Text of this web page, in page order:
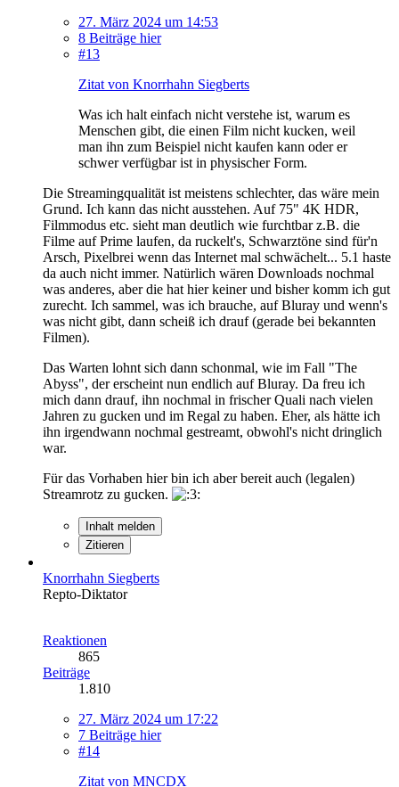
27. März 2024 um 14:53
8 Beiträge hier
#13
Zitat von Knorrhahn Siegberts
Was ich halt einfach nicht verstehe ist, warum es
Menschen gibt, die einen Film nicht kucken, weil
man ihn zum Beispiel nicht kaufen kann oder er
schwer verfügbar ist in physischer Form.
Die Streamingqualität ist meistens schlechter, das wäre mein
Grund. Ich kann das nicht ausstehen. Auf 75" 4K HDR,
Filmmodus etc. sieht man deutlich wie furchtbar z.B. die
Filme auf Prime laufen, da ruckelt's, Schwarztöne sind für'n
Arsch, Pixelbrei wenn das Internet mal schwächelt... 5.1 haste
da auch nicht immer. Natürlich wären Downloads nochmal
was anderes, aber die hat hier keiner und bisher komm ich gut
zurecht. Ich sammel, was ich brauche, auf Bluray und wenn's
was nicht gibt, dann scheiß ich drauf (gerade bei bekannten
Filmen).
Das Warten lohnt sich dann schonmal, wie im Fall "The
Abyss", der erscheint nun endlich auf Bluray. Da freu ich
mich dann drauf, ihn nochmal in frischer Quali nach vielen
Jahren zu gucken und im Regal zu haben. Eher, als hätte ich
ihn irgendwann nochmal gestreamt, obwohl's nicht dringlich
war.
Für das Vorhaben hier bin ich aber bereit auch (legalen)
Streamrotz zu gucken.
Inhalt melden
Zitieren
Knorrhahn Siegberts
Repto-Diktator
Reaktionen
865
Beiträge
1.810
27. März 2024 um 17:22
7 Beiträge hier
#14
Zitat von MNCDX